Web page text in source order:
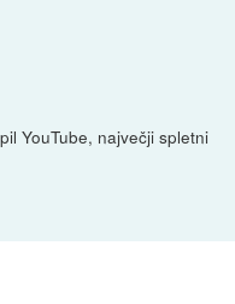
YouTube, največji spletni